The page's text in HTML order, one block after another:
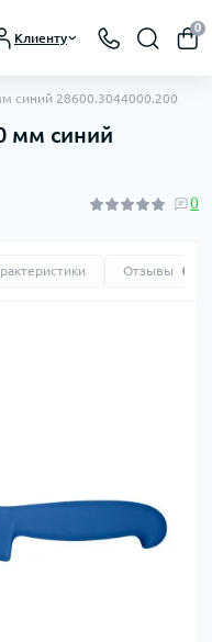
Клиенту
0
синий 28600.3044000.200
мм синий
0
Отзывы